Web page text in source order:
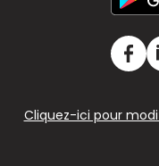
Cliquez-ici pour